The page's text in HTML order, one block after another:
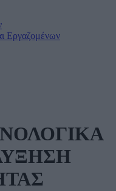
Εργαζομένων